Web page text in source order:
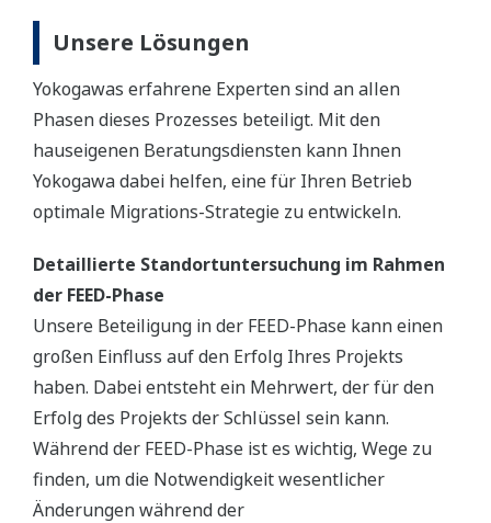
Unsere Lösungen
Yokogawas erfahrene Experten sind an allen
Phasen dieses Prozesses beteiligt. Mit den
hauseigenen Beratungsdiensten kann Ihnen
Yokogawa dabei helfen, eine für Ihren Betrieb
optimale Migrations-Strategie zu entwickeln.
Detaillierte Standortuntersuchung im Rahmen
der FEED-Phase
Unsere Beteiligung in der FEED-Phase kann einen
großen Einfluss auf den Erfolg Ihres Projekts
haben. Dabei entsteht ein Mehrwert, der für den
Erfolg des Projekts der Schlüssel sein kann.
Während der FEED-Phase ist es wichtig, Wege zu
finden, um die Notwendigkeit wesentlicher
Änderungen während der